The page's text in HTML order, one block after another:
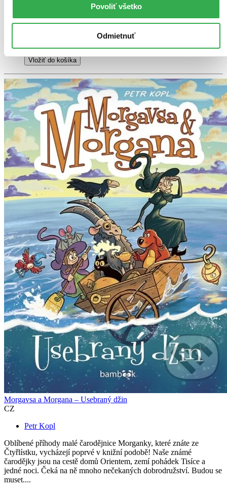
Povoliť všetko
Odmietnuť
Máte čítačku, tablet alebo mobil? Stiahnite si do nich e-knihu:
budete ju mať hneď a ešte aj ušetríte život stromom. Viac
informácii o e-kniháchnájdete tu.
Pridať do zoznamu
Vložiť do košíka
Morgavsa a Morgana – Usebraný džin
CZ
Petr Kopl
Oblíbené příhody malé čarodějnice Morganky, které znáte ze
Čtyřlístku, vycházejí poprvé v knižní podobě! Naše známé
čarodějky jsou na cestě domů Orientem, zemí pohádek Tisíce a
jedné noci. Čeká na ně mnoho nečekaných dobrodružství. Budou se
muset....